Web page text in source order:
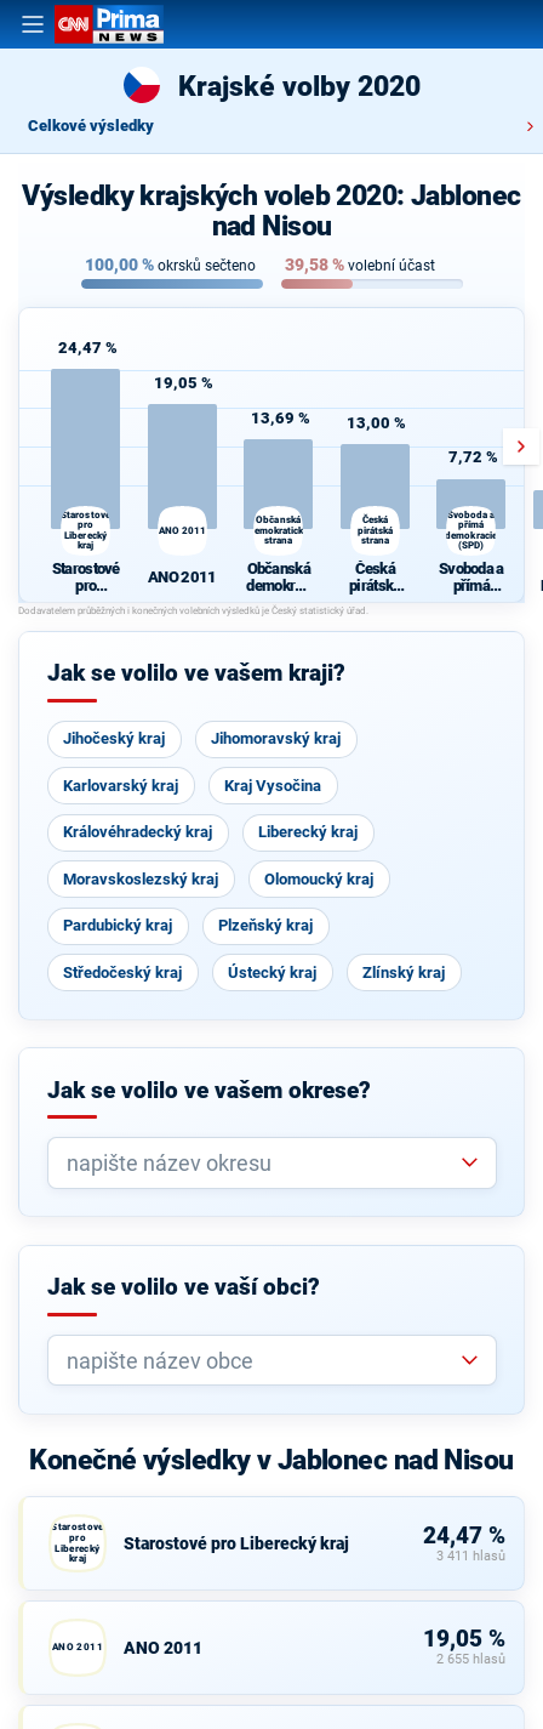
Krajské volby 2020
Celkové výsledky
Výsledky krajských voleb 2020: Jablonec
nad Nisou
100,00% okrsků sečteno 39,58% volební účast
24,47 %
Starostové
pro
Liberecký
kraj
Starostové
pro
Liberecký
kraj
19,05 %
ANO 2011
ANO 2011
13,69 %
Občanská
demokratická
strana
Občanská
demokrati
cká strana
13,00 %
Česká
pirátská
strana
Česká
pirátská
strana
7,72 %
Svoboda a
přímá
demokracie
(SPD)
Svoboda a
přímá
demokraci
Jak se volilo ve vašem kraji?
Jihočeský kraj Jihomoravský kraj
Karlovarský kraj Kraj Vysočina
Královéhradecký kraj Liberecký kraj
Moravskoslezský kraj Olomoucký kraj
Pardubický kraj Plzeňský kraj
Středočeský kraj Ústecký kraj Zlínský kraj
Jak se volilo ve vašem okrese?
Jak se volilo ve vaší obci?
Konečné výsledky v Jablonec nad Nisou
Starostové
pro
Liberecký
kraj
Starostové pro Liberecký kraj 24,47 %
3 411 hlasů
ANO 2011 ANO 2011 19,05 %
2 655 hlasů